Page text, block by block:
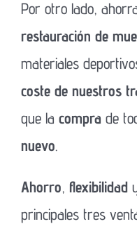
Por otro lado,
restauración de
materiales
coste de nuestros
que la compra de
nuevo.
Ahorro, flexibilidad
principales tres